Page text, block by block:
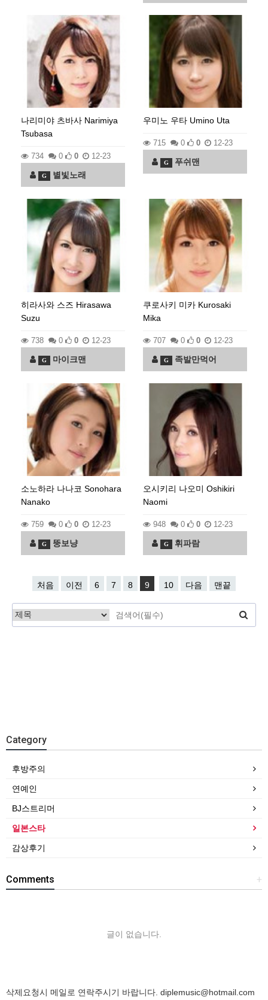
나리미야 츠바사 Narimiya
Tsubasa
734 0 0 12-23
G 별빛노래
우미노 우타 Umino Uta
715 0 0 12-23
G 푸쉬맨
히라사와 스즈 Hirasawa
Suzu
738 0 0 12-23
G 마이크맨
쿠로사키 미카 Kurosaki
Mika
707 0 0 12-23
G 족발만먹어
소노하라 나나코 Sonohara
Nanako
759 0 0 12-23
G 뚱보냥
오시키리 나오미 Oshikiri
Naomi
948 0 0 12-23
G 휘파람
처음 이전 6 7 8 9 10 다음 맨끝
Category
후방주의
연예인
BJ스트리머
일본스타
감상후기
+
Comments
글이 없습니다.
삭제요청시 메일로 연락주시기 바랍니다. diplemusic@hotmail.com